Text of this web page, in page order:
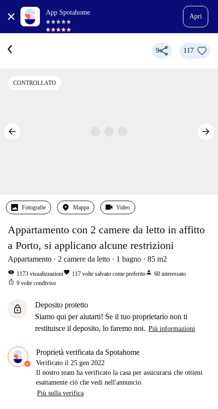
App Spotahome
Apri
9 117
CONTROLLATO
Fotografie Mappa Video
Appartamento con 2 camere da letto in affitto
a Porto, si applicano alcune restrizioni
Appartamento 2 camere da letto 1 bagno 85 m2
visibility 1173 visualizzazionifavorite 117 volte salvato come preferitoperson 60 interessato
ios_share 9 volte condiviso
lock
Deposito protetto
Siamo qui per aiutarti! Se il tuo proprietario non ti
restituisce il deposito, lo faremo noi. Più informazioni
Proprietà verificata da Spotahome
Verificato il 25 gen 2022
Il nostro team ha verificato la casa per assicurarsi che ottieni
esattamente ciò che vedi nell'annuncio.
Più sulla verifica